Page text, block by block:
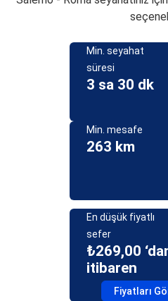
Min. seyahat
süresi
3 sa 30 dk
Min. mesafe
263 km
En düşük fiyatlı
sefer
₺269,00
itibaren
Fiyatları